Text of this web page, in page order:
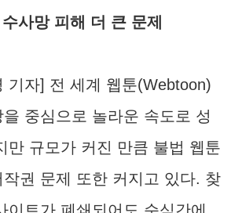
사망 피해 더 큰 문제
기자] 전 세계 웹툰(Webtoon)
중심으로 놀라운 속도로 성
만 규모가 커진 만큼 불법 웹툰
권 문제 또한 커지고 있다. 찾